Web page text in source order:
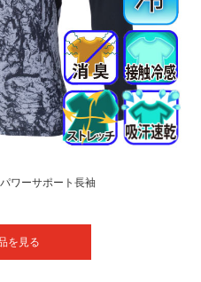
ワーサポート長袖
を見る